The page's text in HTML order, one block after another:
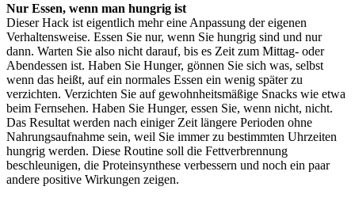
Nur Essen, wenn man hungrig ist
Dieser Hack ist eigentlich mehr eine Anpassung der eigenen
Verhaltensweise. Essen Sie nur, wenn Sie hungrig sind und nur
dann. Warten Sie also nicht darauf, bis es Zeit zum Mittag- oder
Abendessen ist. Haben Sie Hunger, gönnen Sie sich was, selbst
wenn das heißt, auf ein normales Essen ein wenig später zu
verzichten. Verzichten Sie auf gewohnheitsmäßige Snacks wie etwa
beim Fernsehen. Haben Sie Hunger, essen Sie, wenn nicht, nicht.
Das Resultat werden nach einiger Zeit längere Perioden ohne
Nahrungsaufnahme sein, weil Sie immer zu bestimmten Uhrzeiten
hungrig werden. Diese Routine soll die Fettverbrennung
beschleunigen, die Proteinsynthese verbessern und noch ein paar
andere positive Wirkungen zeigen.